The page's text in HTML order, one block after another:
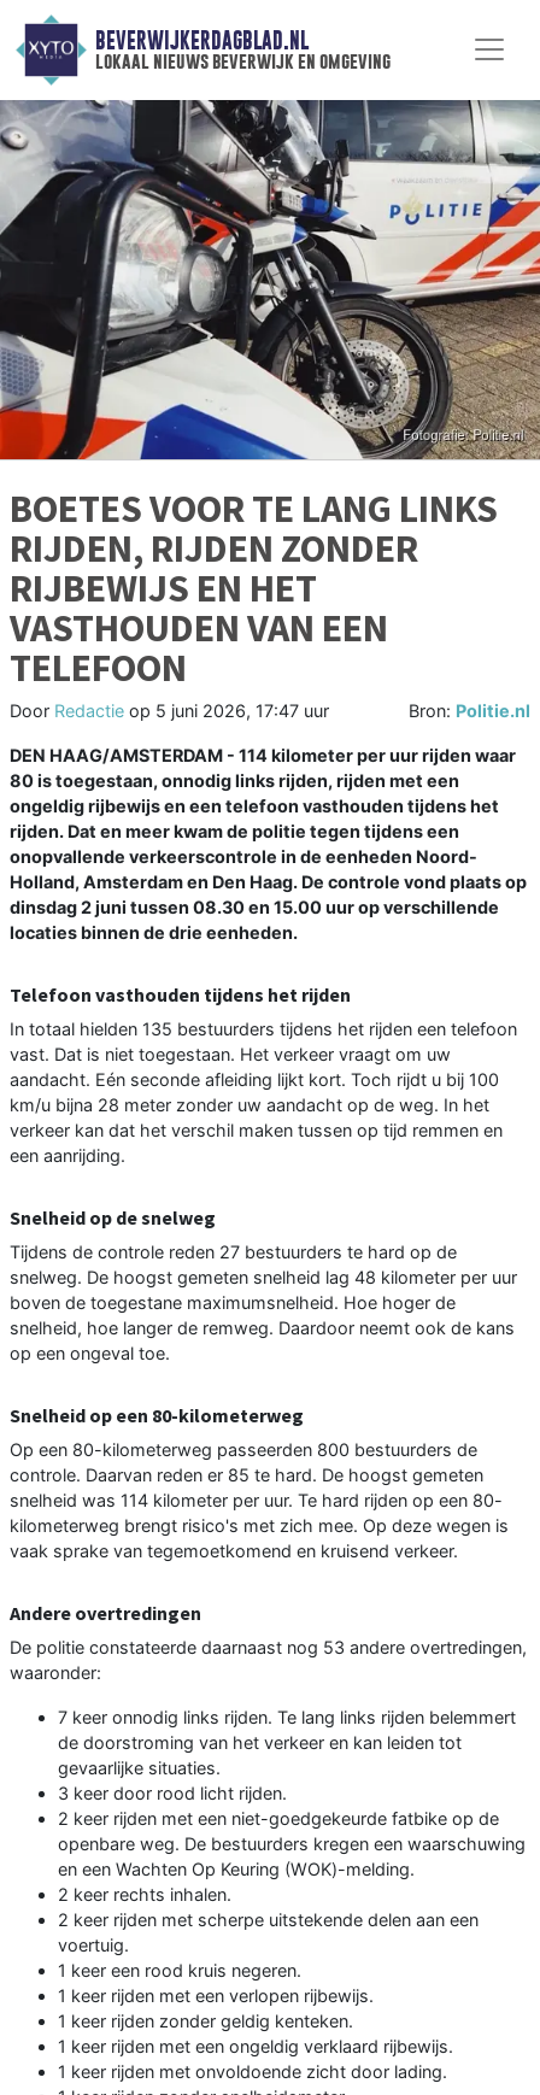
BEVERWIJKERDAGBLAD.NL
lokaal nieuws beverwijk en omgeving
BOETES VOOR TE LANG LINKS
RIJDEN, RIJDEN ZONDER
RIJBEWIJS EN HET
VASTHOUDEN VAN EEN
TELEFOON
Door Redactie op 5 juni 2026, 17:47 uur Bron: Politie.nl
DEN HAAG/AMSTERDAM - 114 kilometer per uur rijden waar
80 is toegestaan, onnodig links rijden, rijden met een
ongeldig rijbewijs en een telefoon vasthouden tijdens het
rijden. Dat en meer kwam de politie tegen tijdens een
onopvallende verkeerscontrole in de eenheden Noord-
Holland, Amsterdam en Den Haag. De controle vond plaats op
dinsdag 2 juni tussen 08.30 en 15.00 uur op verschillende
locaties binnen de drie eenheden.
Telefoon vasthouden tijdens het rijden
In totaal hielden 135 bestuurders tijdens het rijden een telefoon
vast. Dat is niet toegestaan. Het verkeer vraagt om uw
aandacht. Eén seconde afleiding lijkt kort. Toch rijdt u bij 100
km/u bijna 28 meter zonder uw aandacht op de weg. In het
verkeer kan dat het verschil maken tussen op tijd remmen en
een aanrijding.
Snelheid op de snelweg
Tijdens de controle reden 27 bestuurders te hard op de
snelweg. De hoogst gemeten snelheid lag 48 kilometer per uur
boven de toegestane maximumsnelheid. Hoe hoger de
snelheid, hoe langer de remweg. Daardoor neemt ook de kans
op een ongeval toe.
Snelheid op een 80-kilometerweg
Op een 80-kilometerweg passeerden 800 bestuurders de
controle. Daarvan reden er 85 te hard. De hoogst gemeten
snelheid was 114 kilometer per uur. Te hard rijden op een 80-
kilometerweg brengt risico's met zich mee. Op deze wegen is
vaak sprake van tegemoetkomend en kruisend verkeer.
Andere overtredingen
De politie constateerde daarnaast nog 53 andere overtredingen,
waaronder:
7 keer onnodig links rijden. Te lang links rijden belemmert
de doorstroming van het verkeer en kan leiden tot
gevaarlijke situaties.
3 keer door rood licht rijden.
2 keer rijden met een niet-goedgekeurde fatbike op de
openbare weg. De bestuurders kregen een waarschuwing
en een Wachten Op Keuring (WOK)-melding.
2 keer rechts inhalen.
2 keer rijden met scherpe uitstekende delen aan een
voertuig.
1 keer een rood kruis negeren.
1 keer rijden met een verlopen rijbewijs.
1 keer rijden zonder geldig kenteken.
1 keer rijden met een ongeldig verklaard rijbewijs.
1 keer rijden met onvoldoende zicht door lading.